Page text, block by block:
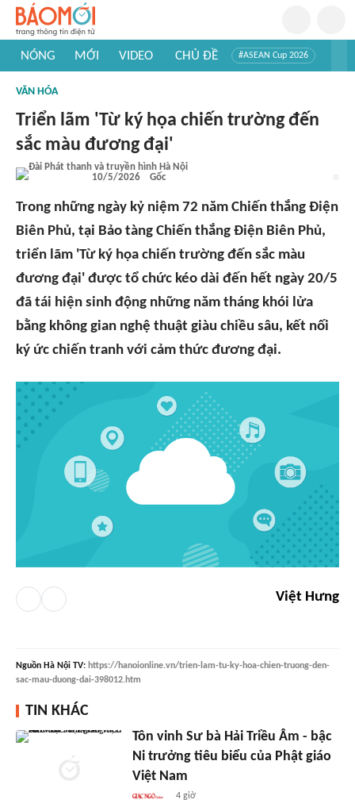
NÓNG MỚI VIDEO CHỦ ĐỀ #ASEAN Cup 2026
#Khám phá thế giới
VĂN HÓA
Triển lãm 'Từ ký họa chiến trường đến
sắc màu đương đại'
10/5/2026 Gốc
Trong những ngày kỷ niệm 72 năm Chiến thắng Điện
Biên Phủ, tại Bảo tàng Chiến thắng Điện Biên Phủ,
triển lãm 'Từ ký họa chiến trường đến sắc màu
đương đại' được tổ chức kéo dài đến hết ngày 20/5
đã tái hiện sinh động những năm tháng khói lửa
bằng không gian nghệ thuật giàu chiều sâu, kết nối
ký ức chiến tranh với cảm thức đương đại.
Việt Hưng
Nguồn Hà Nội TV: https://hanoionline.vn/trien-lam-tu-ky-hoa-chien-truong-den-
sac-mau-duong-dai-398012.htm
TIN KHÁC
Tôn vinh Sư bà Hải Triều Âm - bậc
Ni trưởng tiêu biểu của Phật giáo
Việt Nam
4 giờ